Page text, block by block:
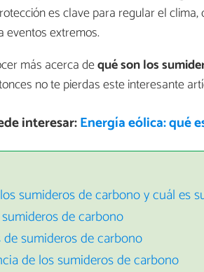
es clave para regular el
eventos extremos.
más acerca dequé son los
no te pierdas este interesante
interesar:Energía eólica: qué
sumideros de carbono y cuál es
de carbono
de sumideros de carbono
de los sumideros de carbono